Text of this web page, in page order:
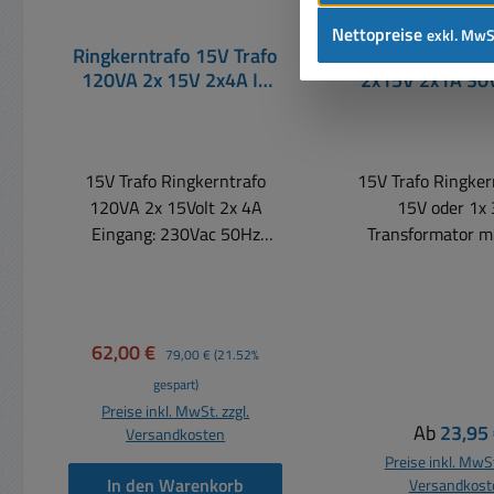
Ringkerntrafo 15V Trafo
120VA 2x 15V 2x4A In
15V Trafo Ringkerntrafo
120VA 2x 15Volt 2x 4A
Eingang: 230Vac 50Hz
Kann auch auf 30V
verschaltet werden, da
Ausgang 2x 15V je 60VA
Galvanisch getrennt
Durchmesser: 95mm x Höhe
Verkaufspreis:
62,00 € Regulärer Preis:
79,00 € (21.52%
gespart)
Preise inkl. MwSt. zzgl.
Versandkosten
In den Warenkorb
Ringkerntrafo
2x15V 2x1A
15V Trafo
15V oder 1x
Transformator
Ausgangsstrom:
= 1,0A Durch die
Regulärer
Ab23,95
Preise inkl.
Nettopreiseexkl.